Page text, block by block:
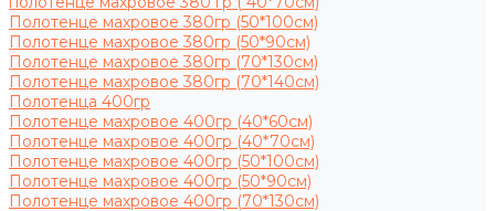
Полотенце махровое 380гр (50*100см)
Полотенце махровое 380гр (50*90см)
Полотенце махровое 380гр (70*130см)
Полотенце махровое 380гр (70*140см)
Полотенца 400гр
Полотенце махровое 400гр (40*60см)
Полотенце махровое 400гр (40*70см)
Полотенце махровое 400гр (50*100см)
Полотенце махровое 400гр (50*90см)
Полотенце махровое 400гр (70*130см)